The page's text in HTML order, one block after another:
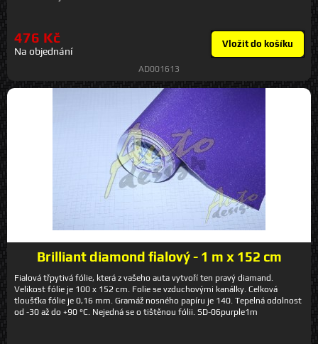
476 Kč
Na objednání
Vložit do košíku
AD001613
Brilliant diamond fialový - 1 m x 152 cm
Fialová třpytivá fólie, která z vašeho auta vytvoří ten pravý diamand.
Velikost fólie je 100 x 152 cm. Folie se vzduchovými kanálky. Celková
tloušťka fólie je 0,16 mm. Gramáž nosného papíru je 140. Tepelná odolnost
od -30 až do +90 °C. Nejedná se o tištěnou fólii. SD-06purple1m